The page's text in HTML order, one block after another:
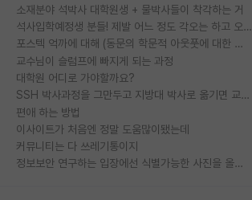
소재분야 석박사 대학원생 + 물박사들이 착각하는 거
석사입학예정생 분들! 제발 어느 정도 각오는 하고 오세요.
포스텍 억까에 대해 (동문의 학문적 아웃풋에 대한 반박)
교수님이 슬럼프에 빠지게 되는 과정
대학원 어디로 가야할까요?
SSH 박사과정을 그만두고 지방대 박사로 옮기면 교수의 꿈은 끝일까요?
편애 하는 방법
이사이트가 처음엔 정말 도움많이됐는데
커뮤니티는 다 쓰레기통이지
정보보안 연구하는 입장에선 식별가능한 사진을 올리는건 비추이긴함